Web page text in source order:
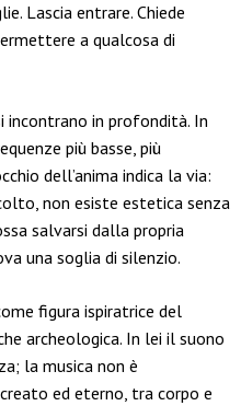
Lascia entrare. Chiede
a qualcosa di
incontrano in profondità. In
più basse, più
dell’anima indica la via:
non esiste estetica senza
salvarsi dalla propria
una soglia di silenzio.
figura ispiratrice del
archeologica. In lei il suono
la musica non è
ed eterno, tra corpo e